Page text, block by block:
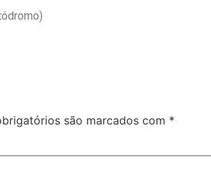
são marcados com *